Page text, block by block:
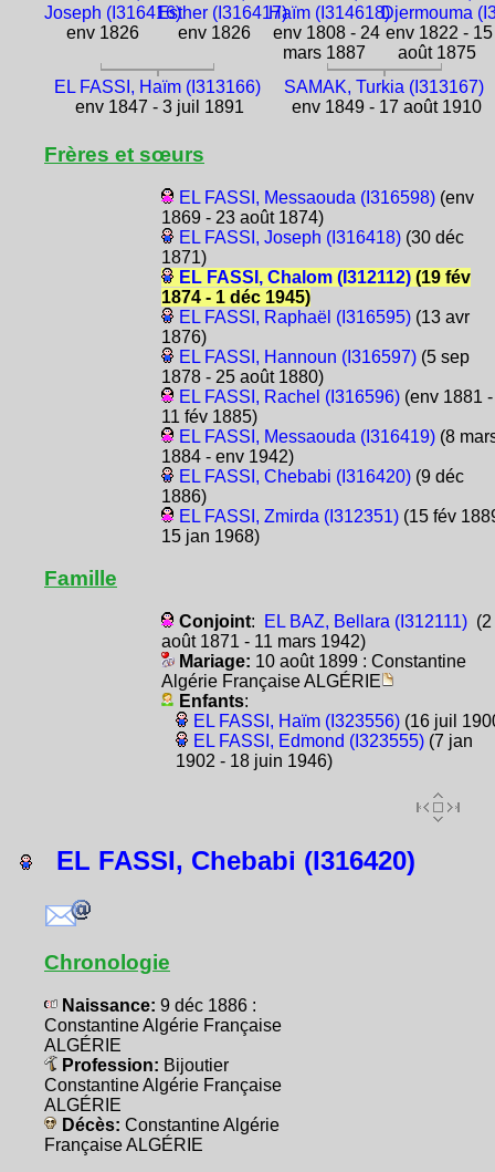
Joseph (I316416)
env 1826
Esther (I316417)
env 1826
Haïm (I314618)
env 1808 - 24
mars 1887
Djermouma
env 1822 - 15
août 1875
EL FASSI, Haïm (I313166)
env 1847 - 3 juil 1891
SAMAK, Turkia (I313167)
env 1849 - 17 août 1910
Frères et sœurs
EL FASSI, Messaouda (I316598)(env
1869 - 23 août 1874)
EL FASSI, Joseph (I316418)(30 déc
1871)
EL FASSI, Chalom (I312112)(19 fév
1874 - 1 déc 1945)
EL FASSI, Raphaël (I316595)(13 avr
1876)
EL FASSI, Hannoun (I316597)(5 sep
1878 - 25 août 1880)
EL FASSI, Rachel (I316596)(env 1881 -
11 fév 1885)
EL FASSI, Messaouda (I316419)(8
1884 - env 1942)
EL FASSI, Chebabi (I316420)(9 déc
1886)
EL FASSI, Zmirda (I312351)(15 fév
15 jan 1968)
Famille
Conjoint: EL BAZ, Bellara (I312111)(2
août 1871 - 11 mars 1942)
Mariage: 10 août 1899 : Constantine
Algérie Française ALGÉRIE
Enfants:
EL FASSI, Haïm (I323556)(16 juil
EL FASSI, Edmond (I323555)(7 jan
1902 - 18 juin 1946)
EL FASSI, Chebabi (I316420)
Chronologie
Naissance: 9 déc 1886 :
Constantine Algérie Française
ALGÉRIE
Profession: Bijoutier
Constantine Algérie Française
ALGÉRIE
Décès: Constantine Algérie
Française ALGÉRIE